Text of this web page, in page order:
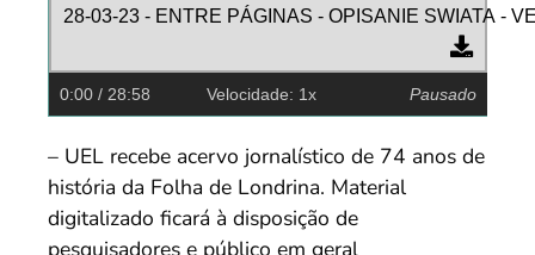
28-03-23 - ENTRE PÁGINAS - OPISANIE SWIATA -
0:00 / 28:58 Velocidade: 1x Pausado
– UEL recebe acervo jornalístico de 74 anos de
história da Folha de Londrina. Material
digitalizado ficará à disposição de
pesquisadores e público em geral